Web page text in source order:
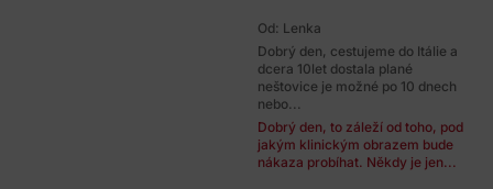
Od: Lenka
Dobrý den, cestujeme do Itálie a
dcera 10let dostala plané
neštovice je možné po 10 dnech
nebo...
Dobrý den, to záleží od toho, pod
jakým klinickým obrazem bude
nákaza probíhat. Někdy je jen...